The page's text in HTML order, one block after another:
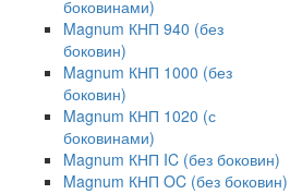
боковинами)
Magnum КНП 940 (без
боковин)
Magnum КНП 1000 (без
боковин)
Magnum КНП 1020 (с
боковинами)
Magnum КНП IC (без боковин)
Magnum КНП OC (без боковин)